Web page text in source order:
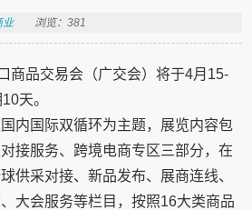
业 浏览：381
商品交易会（广交会）将于4月15-
天。
内国际双循环为主题，展览内容包
接服务、跨境电商专区三部分，在
供采对接、新品发布、展商连线、
大会服务等栏目，按照16大类商品